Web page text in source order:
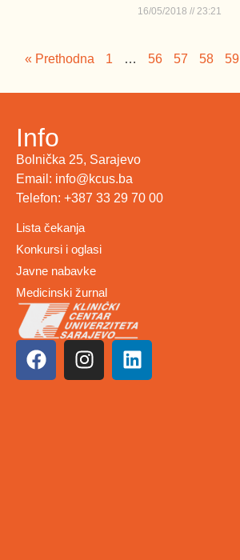
16/05/2018 23:21
« Prethodna 1 … 56 57 58 59
Info
Bolnička 25, Sarajevo
Email: info@kcus.ba
Telefon: +387 33 29 70 00
Lista čekanja
Konkursi i oglasi
Javne nabavke
Medicinski žurnal